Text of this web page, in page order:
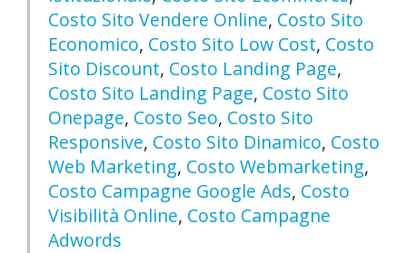
Costo Sito Vendere Online, Costo Sito
Economico, Costo Sito Low Cost, Costo
Sito Discount, Costo Landing Page,
Costo Sito Landing Page, Costo Sito
Onepage, Costo Seo, Costo Sito
Responsive, Costo Sito Dinamico, Costo
Web Marketing, Costo Webmarketing,
Costo Campagne Google Ads, Costo
Visibilità Online, Costo Campagne
Adwords